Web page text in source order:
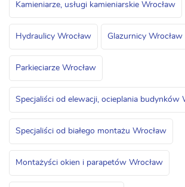
Kamieniarze, usługi kamieniarskie Wrocław
Hydraulicy Wrocław Glazurnicy Wrocław
Parkieciarze Wrocław
Specjaliści od elewacji, ocieplania budynków
Specjaliści od białego montażu Wrocław
Montażyści okien i parapetów Wrocław